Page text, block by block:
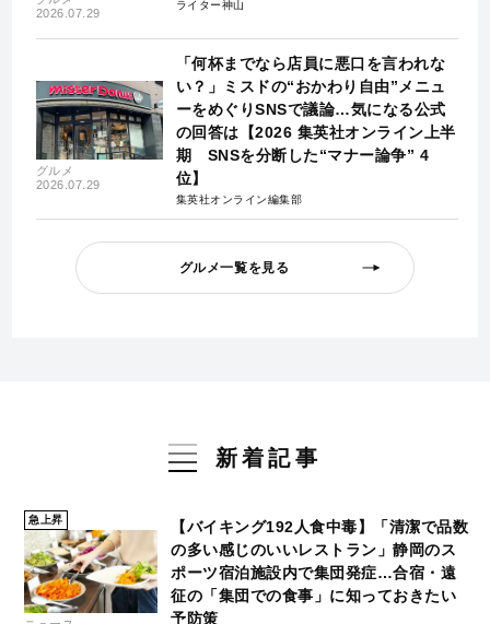
2026.07.29
ライター神山
グルメ
2026.07.29
「何杯までなら店員に悪口を言われな
い？」ミスドの“おかわり自由”メニュ
ーをめぐりSNSで議論…気になる公式
の回答は【2026 集英社オンライン上半
期 SNSを分断した“マナー論争” 4
位】
集英社オンライン編集部
グルメ一覧を見る
新着記事
急上昇
【バイキング192人食中毒】「清潔で品数
の多い感じのいいレストラン」静岡のス
ポーツ宿泊施設内で集団発症…合宿・遠
征の「集団での食事」に知っておきたい
予防策